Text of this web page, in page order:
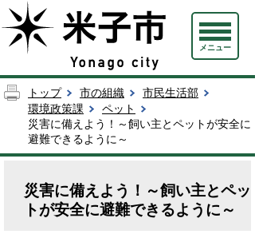
メニュー
トップ 市の組織
市民生活部
環境政策課
ペット
災害に備えよう！～飼い主とペットが安全に
避難できるように～
災害に備えよう！～飼い主とペッ
トが安全に避難できるように～